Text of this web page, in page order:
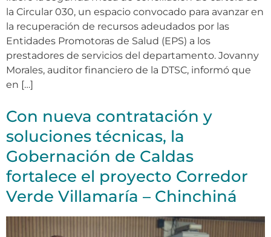
la Circular 030, un espacio convocado para avanzar en
la recuperación de recursos adeudados por las
Entidades Promotoras de Salud (EPS) a los
prestadores de servicios del departamento. Jovanny
Morales, auditor financiero de la DTSC, informó que
en […]
Con nueva contratación y
soluciones técnicas, la
Gobernación de Caldas
fortalece el proyecto Corredor
Verde Villamaría – Chinchiná